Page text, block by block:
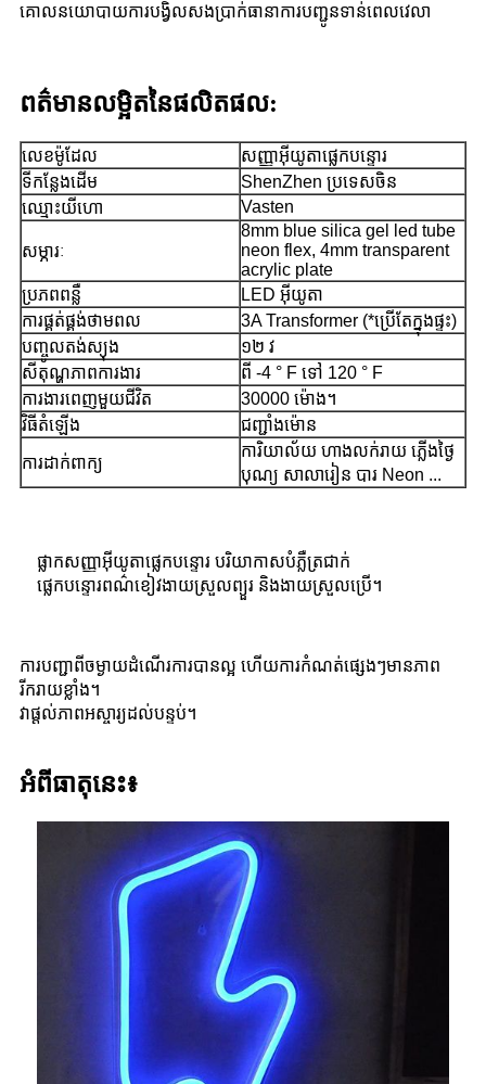
គោលនយោបាយការបង្វិលសងប្រាក់ធានាការបញ្ជូនទាន់ពេលវេលា
ព​ត៌​មាន​លម្អិត​នៃ​ផលិតផល:
លេខម៉ូដែល
សញ្ញាអ៊ីយូតាផ្លេកបន្ទោរ
ទីកន្លែងដើម
ShenZhen ប្រទេសចិន
ឈ្មោះ​យីហោ
Vasten
សម្ភារៈ
8mm blue silica gel led tube
neon flex, 4mm transparent
acrylic plate
ប្រភព​ពន្លឺ
LED អ៊ីយូតា
ការផ្គត់ផ្គង់ថាមពល
3A Transformer (*ប្រើតែក្នុងផ្ទះ)
បញ្ចូល​តង់ស្យុង
១២ វ
សីតុណ្ហភាពការងារ
ពី -4 ° F ទៅ 120 ° F
ការងារពេញមួយជីវិត
30000 ម៉ោង។
វិធីតំឡើង
ជញ្ជាំងម៉ោន
ការដាក់ពាក្យ
ការិយាល័យ ហាងលក់រាយ ភ្លើងថ្ងៃ
បុណ្យ សាលារៀន បារ Neon ...
ផ្លាកសញ្ញាអ៊ីយូតាផ្លេកបន្ទោរ បរិយាកាសបំភ្លឺត្រជាក់
ផ្លេកបន្ទោរពណ៌ខៀវងាយស្រួលព្យួរ និងងាយស្រួលប្រើ។
ការបញ្ជាពីចម្ងាយដំណើរការបានល្អ ហើយការកំណត់ផ្សេងៗមានភាព
រីករាយខ្លាំង។
វាផ្តល់ភាពអស្ចារ្យដល់បន្ទប់។
អំពីធាតុនេះ៖